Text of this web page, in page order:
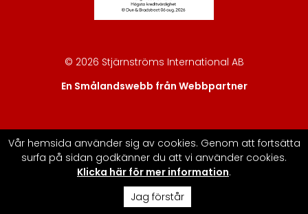
© 2026 Stjärnströms International AB
En Smålandswebb från Webbpartner
Vår hemsida använder sig av cookies. Genom att fortsätta
surfa på sidan godkänner du att vi använder cookies.
Klicka här för mer information.
Jag förstår